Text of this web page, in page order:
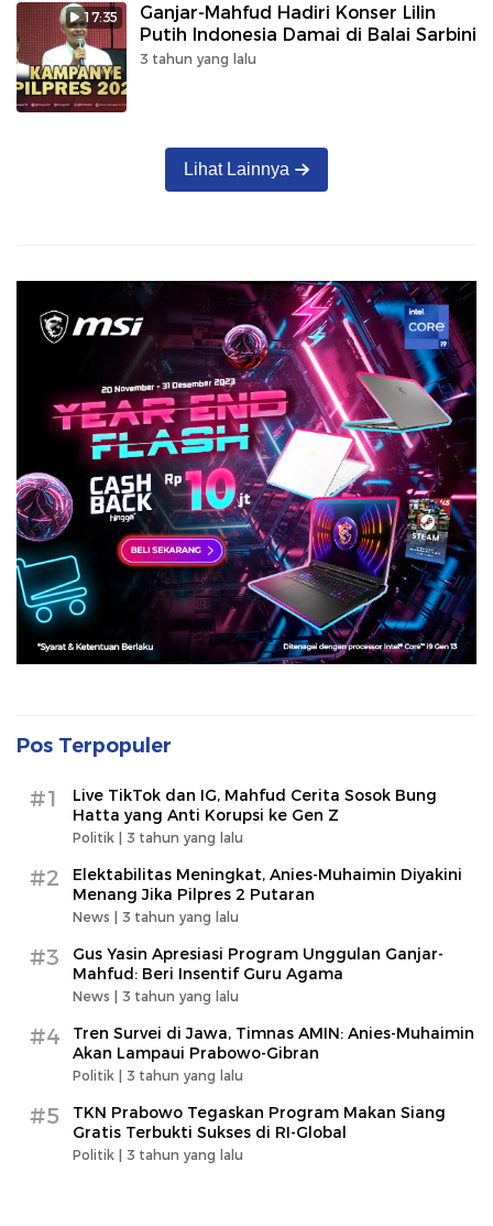
17:35
Ganjar-Mahfud Hadiri Konser Lilin
Putih Indonesia Damai di Balai Sarbini
3 tahun yang lalu
Lihat Lainnya
Pos Terpopuler
#1
Live TikTok dan IG, Mahfud Cerita Sosok Bung
Hatta yang Anti Korupsi ke Gen Z
Politik | 3 tahun yang lalu
#2
Elektabilitas Meningkat, Anies-Muhaimin Diyakini
Menang Jika Pilpres 2 Putaran
News | 3 tahun yang lalu
#3
Gus Yasin Apresiasi Program Unggulan Ganjar-
Mahfud: Beri Insentif Guru Agama
News | 3 tahun yang lalu
#4
Tren Survei di Jawa, Timnas AMIN: Anies-Muhaimin
Akan Lampaui Prabowo-Gibran
Politik | 3 tahun yang lalu
#5
TKN Prabowo Tegaskan Program Makan Siang
Gratis Terbukti Sukses di RI-Global
Politik | 3 tahun yang lalu